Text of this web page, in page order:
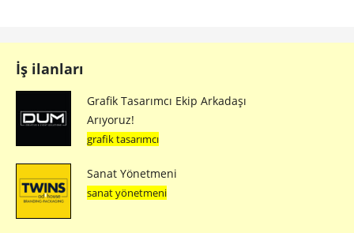
İş ilanları
Grafik Tasarımcı Ekip Arkadaşı
Arıyoruz!
grafik tasarımcı
Sanat Yönetmeni
sanat yönetmeni